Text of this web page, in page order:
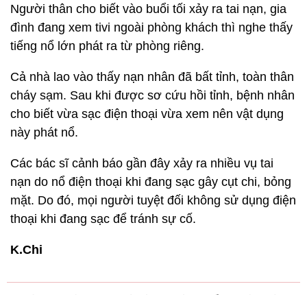
Người thân cho biết vào buổi tối xảy ra tai nạn, gia
đình đang xem tivi ngoài phòng khách thì nghe thấy
tiếng nổ lớn phát ra từ phòng riêng.
Cả nhà lao vào thấy nạn nhân đã bất tỉnh, toàn thân
cháy sạm. Sau khi được sơ cứu hồi tỉnh, bệnh nhân
cho biết vừa sạc điện thoại vừa xem nên vật dụng
này phát nổ.
Các bác sĩ cảnh báo gần đây xảy ra nhiều vụ tai
nạn do nổ điện thoại khi đang sạc gây cụt chi, bỏng
mặt. Do đó, mọi người tuyệt đối không sử dụng điện
thoại khi đang sạc để tránh sự cố.
K.Chi